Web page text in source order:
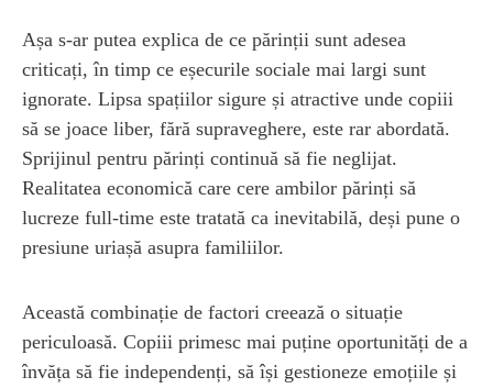
Așa s-ar putea explica de ce părinții sunt adesea
criticați, în timp ce eșecurile sociale mai largi sunt
ignorate. Lipsa spațiilor sigure și atractive unde copiii
să se joace liber, fără supraveghere, este rar abordată.
Sprijinul pentru părinți continuă să fie neglijat.
Realitatea economică care cere ambilor părinți să
lucreze full-time este tratată ca inevitabilă, deși pune o
presiune uriașă asupra familiilor.
Această combinație de factori creează o situație
periculoasă. Copiii primesc mai puține oportunități de a
învăța să fie independenți, să își gestioneze emoțiile și